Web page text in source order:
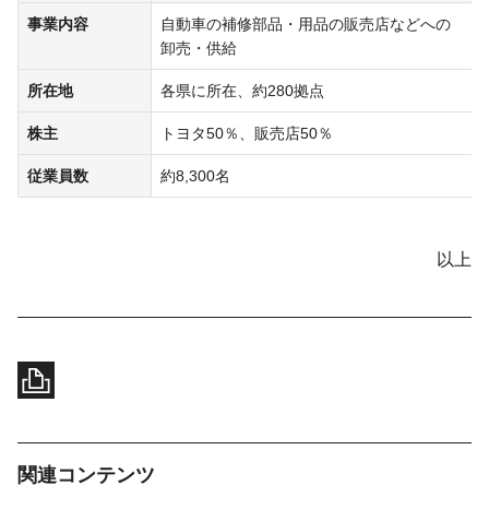
事業内容
自動車の補修部品・用品の販売店などへの
卸売・供給
所在地 各県に所在、約280拠点
株主 トヨタ50％、販売店50％
従業員数 約8,300名
以上
関連コンテンツ